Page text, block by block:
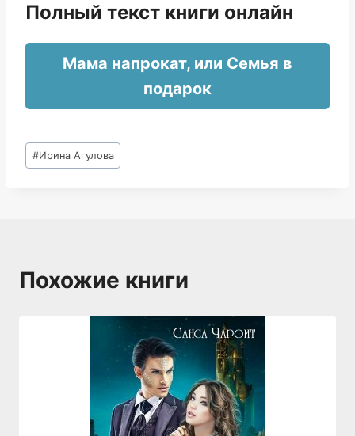
Полный текст книги онлайн
Мама напрокат, или Семья в
подарок
Метки
записи:
#Ирина Агулова
Похожие книги